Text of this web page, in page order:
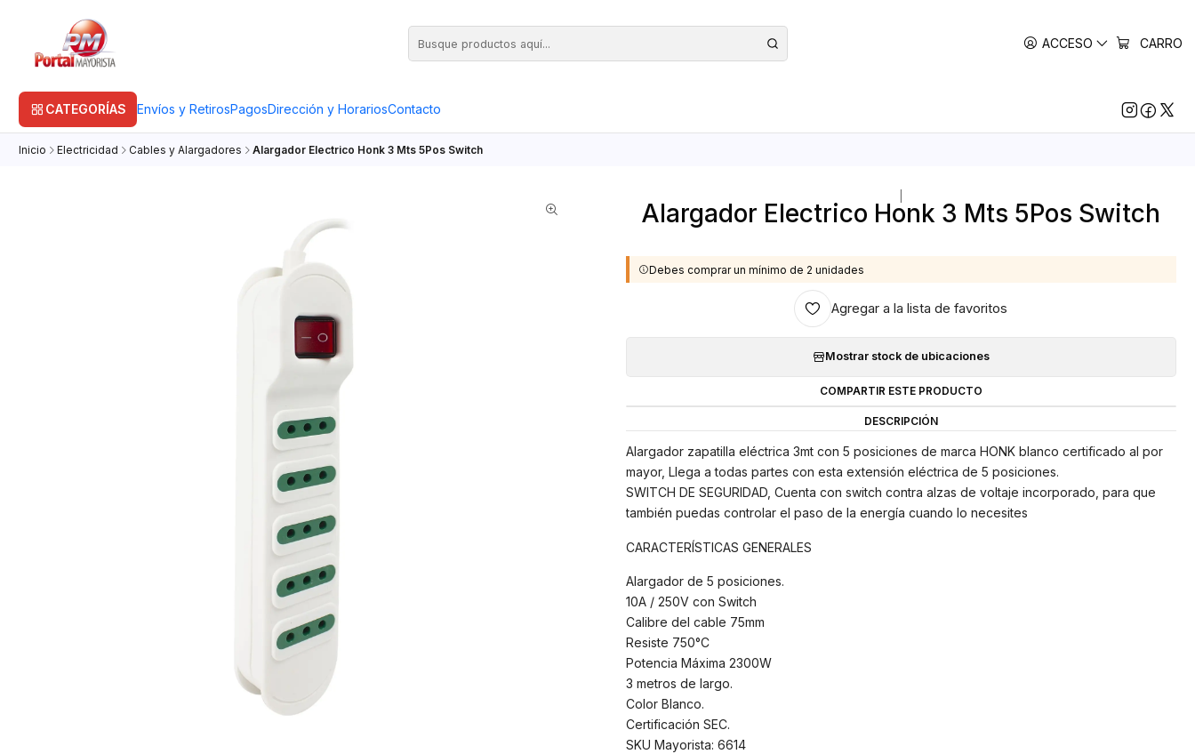
ACCESO CARRO
CATEGORÍAS Envíos y RetirosPagosDirección y HorariosContacto
Inicio Electricidad Cables y Alargadores Alargador Electrico Honk 3 Mts 5Pos Switch
Alargador Electrico Honk 3 Mts 5Pos Switch
Debes comprar un mínimo de 2 unidades
Agregar a la lista de favoritos
Mostrar stock de ubicaciones
COMPARTIR ESTE PRODUCTO
DESCRIPCIÓN
Alargador zapatilla eléctrica 3mt con 5 posiciones de marca HONK blanco certificado al por
mayor, Llega a todas partes con esta extensión eléctrica de 5 posiciones.
SWITCH DE SEGURIDAD, Cuenta con switch contra alzas de voltaje incorporado, para que
también puedas controlar el paso de la energía cuando lo necesites
CARACTERÍSTICAS GENERALES
Alargador de 5 posiciones.
10A / 250V con Switch
Calibre del cable 75mm
Resiste 750°C
Potencia Máxima 2300W
3 metros de largo.
Color Blanco.
Certificación SEC.
SKU Mayorista: 6614